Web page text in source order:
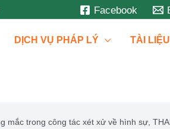
Facebook
DỊCH VỤ PHÁP LÝ TÀI
mắc trong công tác xét xử về hình sự,